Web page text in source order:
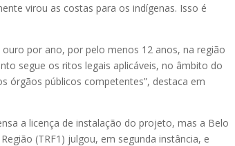
virou as costas para os indígenas. Isso é
por ano, por pelo menos 12 anos, na região
segue os ritos legais aplicáveis, no âmbito do
órgãos públicos competentes”, destaca em
a licença de instalação do projeto, mas a Belo
(TRF1) julgou, em segunda instância, e